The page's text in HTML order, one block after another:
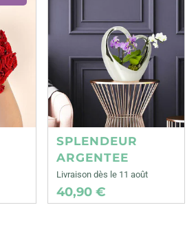
SPLENDEUR
ARGENTEE
Livraison dès le 11 août
40,90 €